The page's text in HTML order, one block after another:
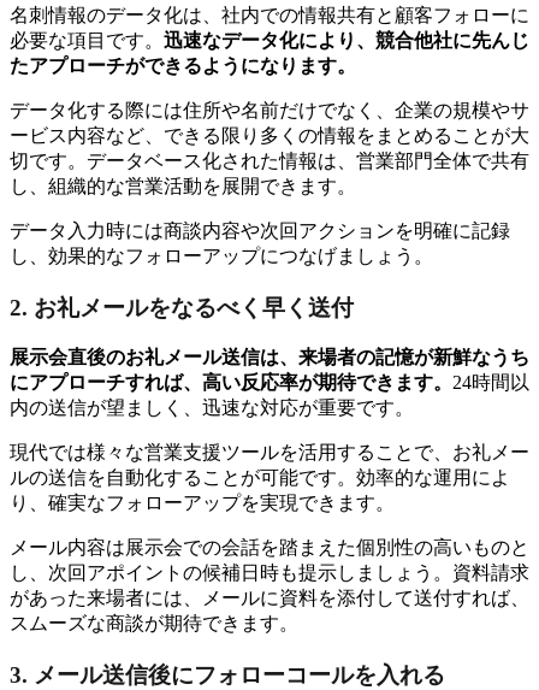
名刺情報のデータ化は、社内での情報共有と顧客フォローに
必要な項目です。 迅速なデータ化により、競合他社に先んじ
たアプローチができるようになります。
データ化する際には住所や名前だけでなく、企業の規模やサ
ービス内容など、できる限り多くの情報をまとめることが大
切です。データベース化された情報は、営業部門全体で共有
し、組織的な営業活動を展開できます。
データ入力時には商談内容や次回アクションを明確に記録
し、効果的なフォローアップにつなげましょう。
2. お礼メールをなるべく早く送付
展示会直後のお礼メール送信は、来場者の記憶が新鮮なうち
にアプローチすれば、高い反応率が期待できます。 24時間以
内の送信が望ましく、迅速な対応が重要です。
現代では様々な営業支援ツールを活用することで、お礼メー
ルの送信を自動化することが可能です。効率的な運用によ
り、確実なフォローアップを実現できます。
メール内容は展示会での会話を踏まえた個別性の高いものと
し、次回アポイントの候補日時も提示しましょう。資料請求
があった来場者には、メールに資料を添付して送付すれば、
スムーズな商談が期待できます。
3. メール送信後にフォローコールを入れる